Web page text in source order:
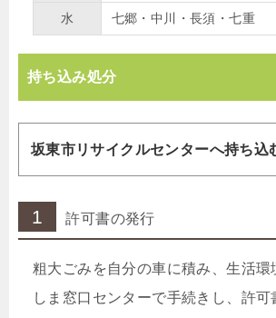
水 七郷・中川・長須・七重
持ち込み処分
坂東市リサイクルセンターへ持ち込
1 許可書の発行
粗大ごみを自分の車に積み、生活環
しま窓口センターで手続きし、許可